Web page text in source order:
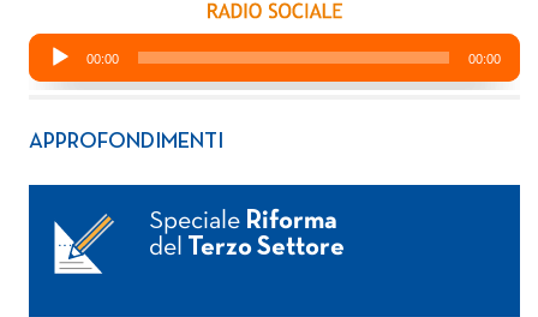
APPROFONDIMENTI
Speciale Riforma
del
Terzo Settore